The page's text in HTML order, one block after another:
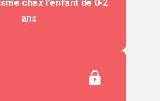
chez l'enfant de 0-2
ans